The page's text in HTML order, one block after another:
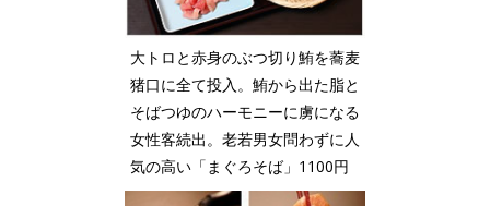
大トロと赤身のぶつ切り鮪を蕎麦
猪口に全て投入。鮪から出た脂と
そばつゆのハーモニーに虜になる
女性客続出。老若男女問わずに人
気の高い「まぐろそば」1100円